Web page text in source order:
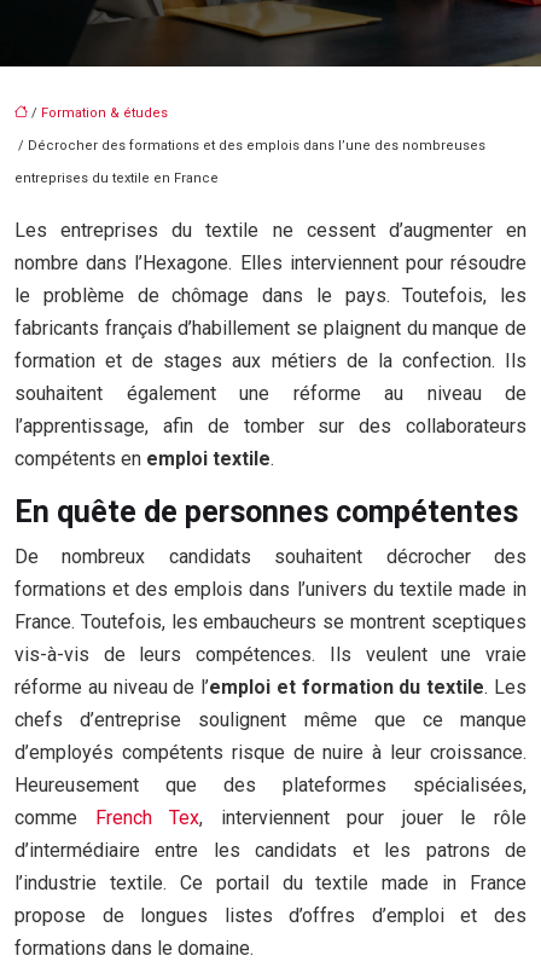
/ Formation & études
/ Décrocher des formations et des emplois dans l’une des nombreuses
entreprises du textile en France
Les entreprises du textile ne cessent d’augmenter en
nombre dans l’Hexagone. Elles interviennent pour résoudre
le problème de chômage dans le pays. Toutefois, les
fabricants français d’habillement se plaignent du manque de
formation et de stages aux métiers de la confection. Ils
souhaitent également une réforme au niveau de
l’apprentissage, afin de tomber sur des collaborateurs
compétents en emploi textile.
En quête de personnes compétentes
De nombreux candidats souhaitent décrocher des
formations et des emplois dans l’univers du textile made in
France. Toutefois, les embaucheurs se montrent sceptiques
vis-à-vis de leurs compétences. Ils veulent une vraie
réforme au niveau de l’emploi et formation du textile. Les
chefs d’entreprise soulignent même que ce manque
d’employés compétents risque de nuire à leur croissance.
Heureusement que des plateformes spécialisées,
comme French Tex, interviennent pour jouer le rôle
d’intermédiaire entre les candidats et les patrons de
l’industrie textile. Ce portail du textile made in France
propose de longues listes d’offres d’emploi et des
formations dans le domaine.